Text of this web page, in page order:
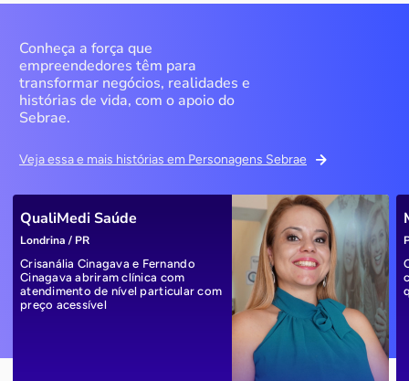
Conheça a força que
empreendedores têm para
transformar negócios, realidades e
histórias de vida, com o apoio do
Sebrae.
Veja essa e mais histórias em Personagens Sebrae
QualiMedi Saúde
Londrina / PR
Crisanália Cinagava e Fernando
Cinagava abriram clínica com
atendimento de nível particular com
preço acessível